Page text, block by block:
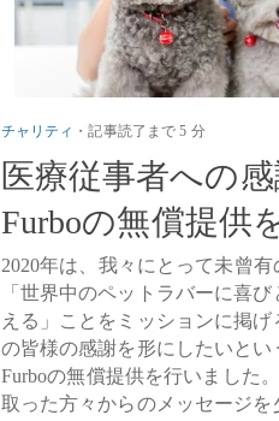
チャリティ ・記事読了まで 5 分
医療従事者への感
Furboの無償提供
2020年は、我々にとって未曾有
「世界中のペットラバーに喜
える」ことをミッションに掲
の皆様の感謝を形にしたいとい
Furboの無償提供を行いました
取った方々からのメッセージを